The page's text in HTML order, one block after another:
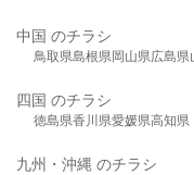
中国 のチラシ
鳥取県島根県岡山県広島県
四国 のチラシ
徳島県香川県愛媛県高知県
九州・沖縄 のチラシ